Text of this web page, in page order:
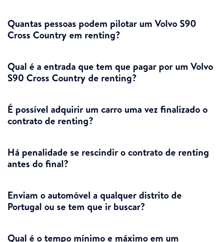
Quantas pessoas podem pilotar um Volvo S90
Cross Country em renting?
Qual é a entrada que tem que pagar por um Volvo
S90 Cross Country de renting?
É possível adquirir um carro uma vez finalizado o
contrato de renting?
Há penalidade se rescindir o contrato de renting
antes do final?
Enviam o automóvel a qualquer distrito de
Portugal ou se tem que ir buscar?
Qual é o tempo mínimo e máximo em um